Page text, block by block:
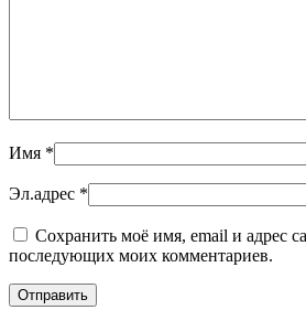
Имя *
Эл.адрес *
Сохранить моё имя, email и адрес
последующих моих комментариев.